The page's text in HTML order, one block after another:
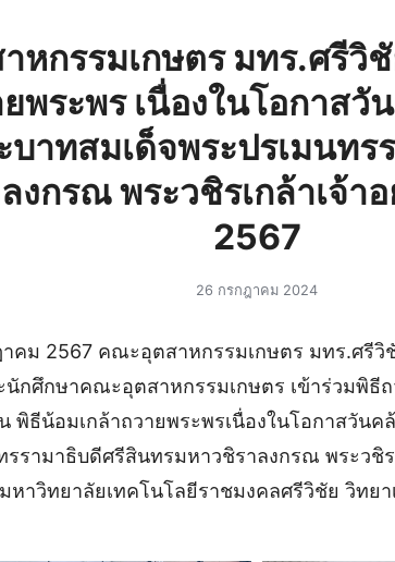
หกรรมเกษตร มทร.ศรีวิ
ยพระพร เนื่องในโอกาส
าทสมเด็จพระปรเมนท
งกรณ พระวชิรเกล้าเจ้า
2567
26 กรกฎาคม 2024
คม 2567 คณะอุตสาหกรรมเกษตร มทร.ศรีวิ
ศึกษาคณะอุตสาหกรรมเกษตร เข้าร่วมพิธีถ
พิธีน้อมเกล้าถวายพระพรเนื่องในโอกาสวัน
รรามาธิบดีศรีสินทรมหาวชิราลงกรณ พระวชิ
หาวิทยาลัยเทคโนโลยีราชมงคลศรีวิชัย วิทย